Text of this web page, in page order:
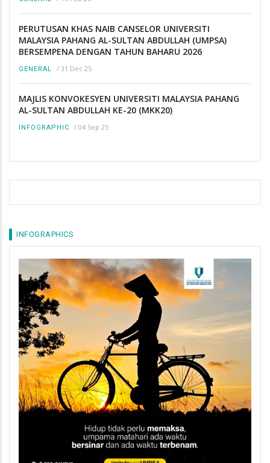
PERUTUSAN KHAS NAIB CANSELOR UNIVERSITI
MALAYSIA PAHANG AL-SULTAN ABDULLAH (UMPSA)
BERSEMPENA DENGAN TAHUN BAHARU 2026
GENERAL / 31 Dec 25
MAJLIS KONVOKESYEN UNIVERSITI MALAYSIA PAHANG
AL-SULTAN ABDULLAH KE-20 (MKK20)
INFOGRAPHIC / 04 Sep 25
INFOGRAPHICS